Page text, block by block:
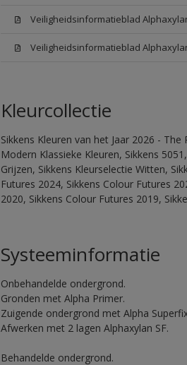
Veiligheidsinformatieblad Alphaxylan
Veiligheidsinformatieblad Alphaxylan
Kleurcollectie
Sikkens Kleuren van het Jaar 2026 -
Modern Klassieke Kleuren, Sikkens
Grijzen, Sikkens Kleurselectie Witten,
Futures 2024, Sikkens Colour Futures
2020, Sikkens Colour Futures 2019,
Systeeminformatie
Onbehandelde ondergrond.
Gronden met Alpha Primer.
Zuigende ondergrond met Alpha
Afwerken met 2 lagen Alphaxylan SF.
Behandelde ondergrond.